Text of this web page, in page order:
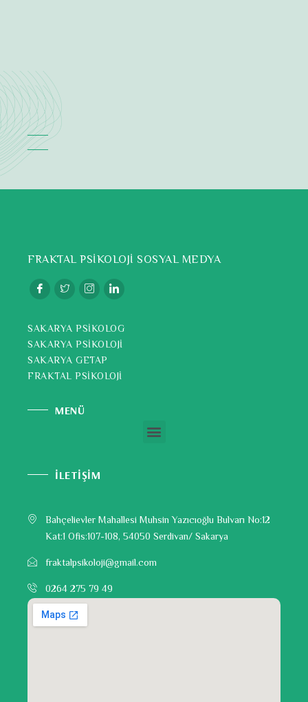
FRAKTAL PSİKOLOJİ SOSYAL MEDYA
SAKARYA PSİKOLOG
SAKARYA PSİKOLOJİ
SAKARYA GETAP
FRAKTAL PSİKOLOJİ
MENÜ
İLETİŞİM
Bahçelievler Mahallesi Muhsin Yazıcıoğlu Bulvarı No:12
Kat:1 Ofis:107-108, 54050 Serdivan/ Sakarya
fraktalpsikoloji@gmail.com
0264 275 79 49